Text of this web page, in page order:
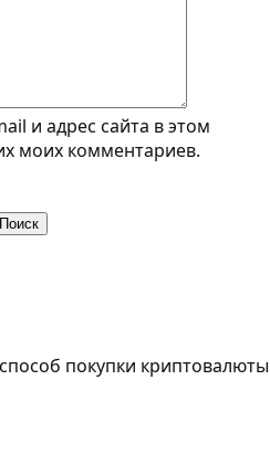
и адрес сайта в этом
моих комментариев.
Поиск
покупки криптовалюты